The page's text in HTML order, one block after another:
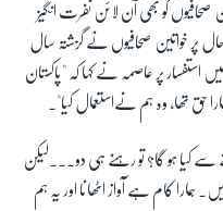
صحافیوں کو بھی آن لائن نفرت انگیز
پر خواتین صحافیوں نے گزشتہ سال
پر عاصمہ نے کہا کہ "پاکستان
حق تھا، وہ ہم نےاستعمال کیا"۔
کیا ہو گا؟ تو رہنے ہی دو۔۔۔لیکن
ہمارا کام ہے آواز اٹھانا اور یہ ہم